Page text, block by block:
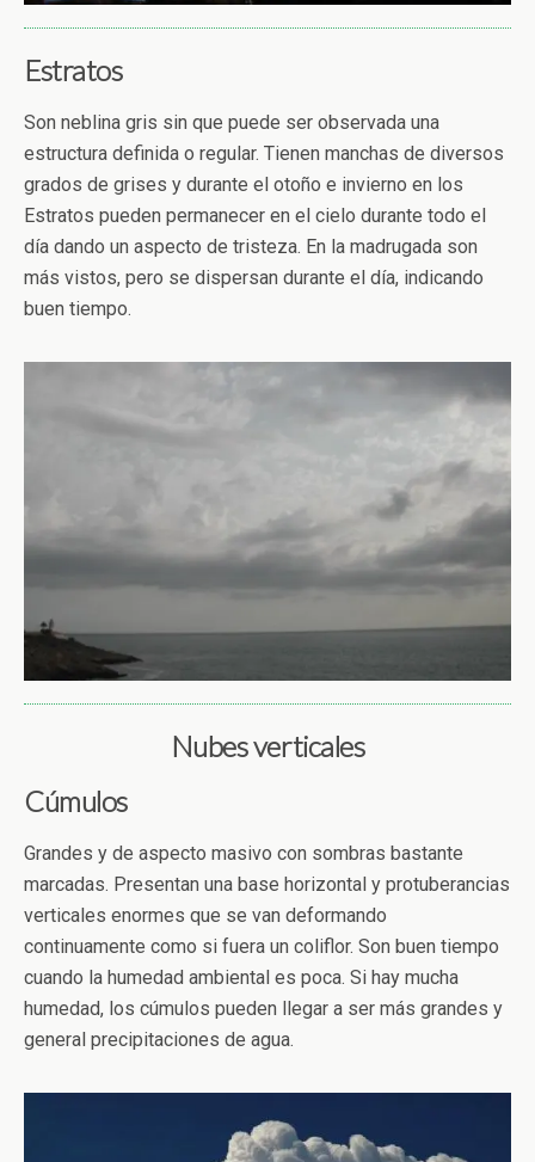
Estratos
Son neblina gris sin que puede ser observada una
estructura definida o regular. Tienen manchas de diversos
grados de grises y durante el otoño e invierno en los
Estratos pueden permanecer en el cielo durante todo el
día dando un aspecto de tristeza. En la madrugada son
más vistos, pero se dispersan durante el día, indicando
buen tiempo.
Nubes verticales
Cúmulos
Grandes y de aspecto masivo con sombras bastante
marcadas. Presentan una base horizontal y protuberancias
verticales enormes que se van deformando
continuamente como si fuera un coliflor. Son buen tiempo
cuando la humedad ambiental es poca. Si hay mucha
humedad, los cúmulos pueden llegar a ser más grandes y
general precipitaciones de agua.